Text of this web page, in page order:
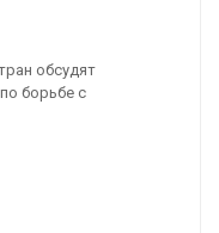
обсудят
борьбе с